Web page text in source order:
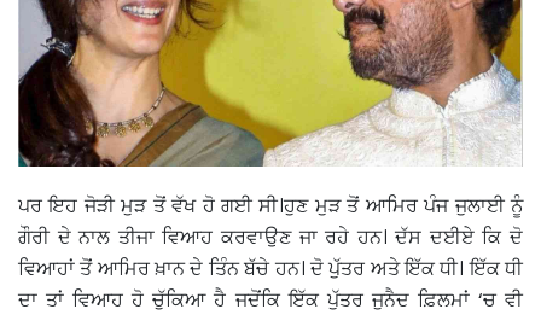
ਪਰ ਇਹ ਜੋੜੀ ਮੁੜ ਤੋਂ ਵੱਖ ਹੋ ਗਈ ਸੀ।ਹੁਣ ਮੁੜ ਤੋਂ ਆਮਿਰ ਪੰਜ ਜੁਲਾਈ ਨੂੰ
ਗੌਰੀ ਦੇ ਨਾਲ ਤੀਜਾ ਵਿਆਹ ਕਰਵਾਉਣ ਜਾ ਰਹੇ ਹਨ। ਦੱਸ ਦਈਏ ਕਿ ਦੋ
ਵਿਆਹਾਂ ਤੋਂ ਆਮਿਰ ਖ਼ਾਨ ਦੇ ਤਿੰਨ ਬੱਚੇ ਹਨ। ਦੋ ਪੁੱਤਰ ਅਤੇ ਇੱਕ ਧੀ। ਇੱਕ ਧੀ
ਦਾ ਤਾਂ ਵਿਆਹ ਹੋ ਚੁੱਕਿਆ ਹੈ ਜਦੋਂਕਿ ਇੱਕ ਪੁੱਤਰ ਜੁਨੈਦ ਫ਼ਿਲਮਾਂ ‘ਚ ਵੀ